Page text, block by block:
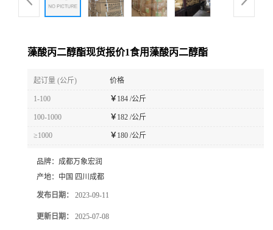
藻酸丙二醇酯现货报价1食用藻酸丙二醇酯
起订量 (公斤) 价格
1-100 ￥ 184 /公斤
100-1000 ￥ 182 /公斤
≥1000 ￥ 180 /公斤
品牌： 成都万象宏润
产地： 中国 四川成都
发布日期： 2023-09-11
更新日期： 2025-07-08